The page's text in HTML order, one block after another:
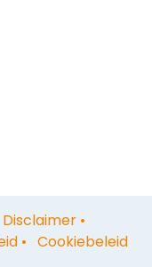
Disclaimer •
• Cookiebeleid